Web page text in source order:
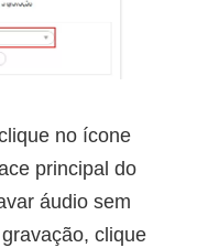
no ícone
principal do
áudio sem
clique